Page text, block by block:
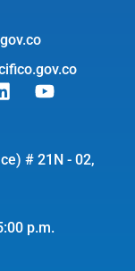
# 21N - 02,
p.m.